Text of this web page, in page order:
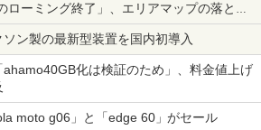
ローミング終了」、エリアマップの落とし
課題
ン製の最新型装置を国内初導入
ahamo40GB化は検証のため」、料金値上げ
moto g06」と「edge 60」がセール